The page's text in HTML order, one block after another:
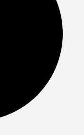
dụng đá khoáng tự
đó mà khử mùi hôi
ngon cũng như kéo